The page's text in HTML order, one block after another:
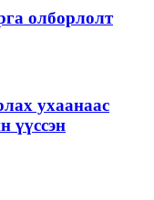
олборлолт
ухаанаас
үүссэн